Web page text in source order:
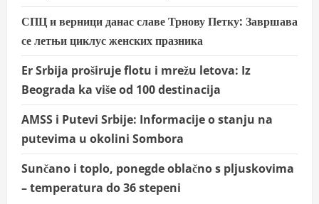
СПЦ и верници данас славе Трнову Петку: Завршава
се летњи циклус женских празника
Er Srbija proširuje flotu i mrežu letova: Iz
Beograda ka više od 100 destinacija
AMSS i Putevi Srbije: Informacije o stanju na
putevima u okolini Sombora
Sunčano i toplo, ponegde oblačno s pljuskovima
– temperatura do 36 stepeni